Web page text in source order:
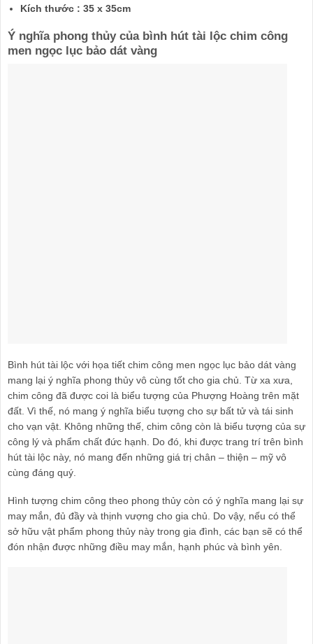
Kích thước : 35 x 35cm
Ý nghĩa phong thủy của bình hút tài lộc chim công
men ngọc lục bảo dát vàng
Bình hút tài lộc với họa tiết chim công men ngọc lục bảo dát vàng
mang lại ý nghĩa phong thủy vô cùng tốt cho gia chủ. Từ xa xưa,
chim công đã được coi là biểu tượng của Phượng Hoàng trên mặt
đất. Vì thế, nó mang ý nghĩa biểu tượng cho sự bất tử và tái sinh
cho vạn vật. Không những thế, chim công còn là biểu tượng của sự
công lý và phẩm chất đức hạnh. Do đó, khi được trang trí trên bình
hút tài lộc này, nó mang đến những giá trị chân – thiện – mỹ vô
cùng đáng quý.
Hình tượng chim công theo phong thủy còn có ý nghĩa mang lại sự
may mắn, đủ đầy và thịnh vượng cho gia chủ. Do vậy, nếu có thể
sở hữu vật phẩm phong thủy này trong gia đình, các bạn sẽ có thể
đón nhận được những điều may mắn, hạnh phúc và bình yên.